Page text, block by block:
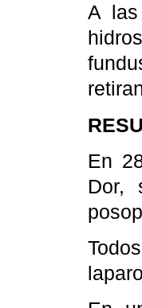
A las
En
Dor,